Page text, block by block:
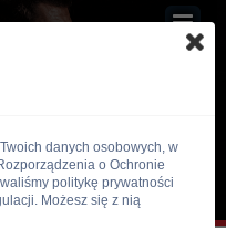
danych osobowych, w
o Ochronie
politykę prywatności
Możesz się z nią